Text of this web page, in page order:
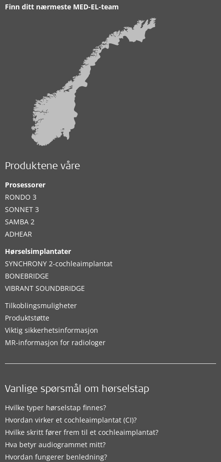
Finn ditt nærmeste MED-EL-team
Produktene våre
Prosessorer
RONDO 3
SONNET 3
SAMBA 2
ADHEAR
Hørselsimplantater
SYNCHRONY 2-cochleaimplantat
BONEBRIDGE
VIBRANT SOUNDBRIDGE
Tilkoblingsmuligheter
Produktstøtte
Viktig sikkerhetsinformasjon
MR-informasjon for radiologer
Vanlige spørsmål om hørselstap
Hvilke typer hørselstap finnes?
Hvordan virker et cochleaimplantat (CI)?
Hvilke skritt fører frem til et cochleaimplantat?
Hva betyr audiogrammet mitt?
Hvordan fungerer benledning?